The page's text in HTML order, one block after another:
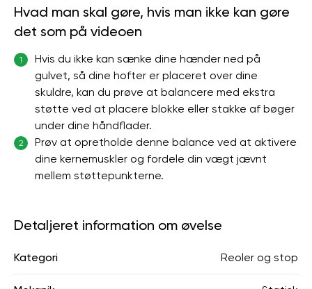
Hvad man skal gøre, hvis man ikke kan gøre
det som på videoen
1
Hvis du ikke kan sænke dine hænder ned på
gulvet, så dine hofter er placeret over dine
skuldre, kan du prøve at balancere med ekstra
støtte ved at placere blokke eller stakke af bøger
under dine håndflader.
2
Prøv at opretholde denne balance ved at aktivere
dine kernemuskler og fordele din vægt jævnt
mellem støttepunkterne.
Detaljeret information om øvelse
Kategori Reoler og stop